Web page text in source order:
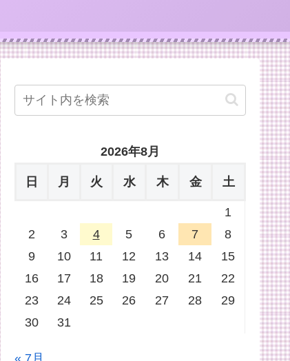
2026年8月
日 月 火 水 木 金 土
1
2
3 4 5 6 7
8
9
10 11 12 13 14
15
16
17 18 19 20 21
22
23
24 25 26 27 28
29
30
31
« 7月